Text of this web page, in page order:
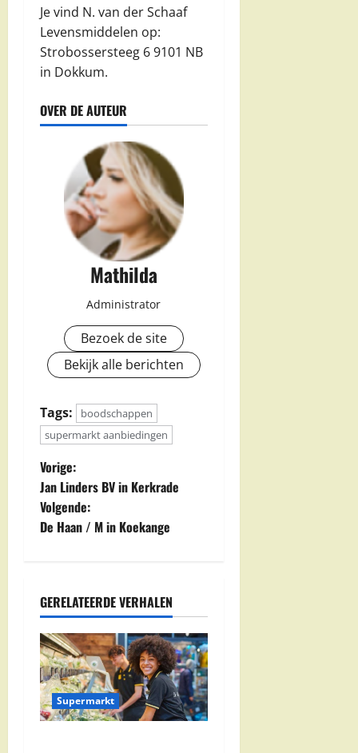
Je vind N. van der Schaaf
Levensmiddelen op:
Strobossersteeg 6 9101 NB
in Dokkum.
OVER DE AUTEUR
Mathilda
Administrator
Bezoek de site
Bekijk alle berichten
Tags:
boodschappen
supermarkt aanbiedingen
B
e
r
c
h
t
n
Vorige:
Jan Linders BV in Kerkrade
Volgende:
De Haan / M in Koekange
GERELATEERDE VERHALEN
Supermarkt